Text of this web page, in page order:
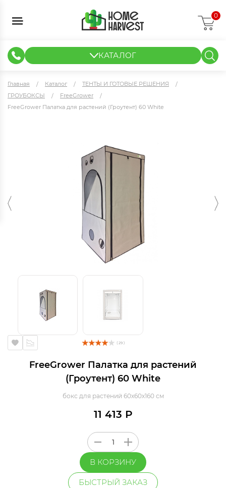
0
КАТАЛОГ
Главная Каталог
ТЕНТЫ И ГОТОВЫЕ РЕШЕНИЯ
ГРОУБОКСЫ
FreeGrower
FreeGrower Палатка для растений (Гроутент) 60 White
( 29 )
FreeGrower Палатка для растений
(Гроутент) 60 White
бокс для растений 60х60х160 см
11 413 Р
В КОРЗИНУ
БЫСТРЫЙ ЗАКАЗ